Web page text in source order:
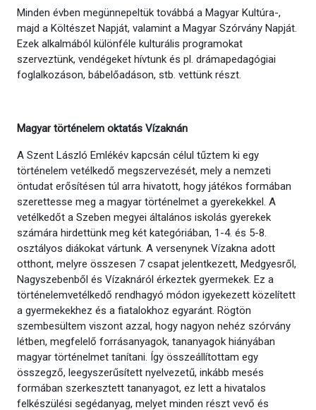
Minden évben megünnepeltük továbbá a Magyar Kultúra-,
majd a Költészet Napját, valamint a Magyar Szórvány Napját.
Ezek alkalmából különféle kulturális programokat
szerveztünk, vendégeket hívtunk és pl. drámapedagógiai
foglalkozáson, bábelőadáson, stb. vettünk részt.
Magyar történelem oktatás Vízaknán
A Szent László Emlékév kapcsán célul tűztem ki egy
történelem vetélkedő megszervezését, mely a nemzeti
öntudat erősítésen túl arra hivatott, hogy játékos formában
szerettesse meg a magyar történelmet a gyerekekkel. A
vetélkedőt a Szeben megyei általános iskolás gyerekek
számára hirdettünk meg két kategóriában, 1-4. és 5-8.
osztályos diákokat vártunk. A versenynek Vízakna adott
otthont, melyre összesen 7 csapat jelentkezett, Medgyesről,
Nagyszebenből és Vízaknáról érkeztek gyermekek. Ez a
történelemvetélkedő rendhagyó módon igyekezett közelített
a gyermekekhez és a fiatalokhoz egyaránt. Rögtön
szembesültem viszont azzal, hogy nagyon nehéz szórvány
létben, megfelelő forrásanyagok, tananyagok hiányában
magyar történelmet tanítani. Így összeállítottam egy
összegző, leegyszerűsített nyelvezetű, inkább mesés
formában szerkesztett tananyagot, ez lett a hivatalos
felkészülési segédanyag, melyet minden részt vevő és